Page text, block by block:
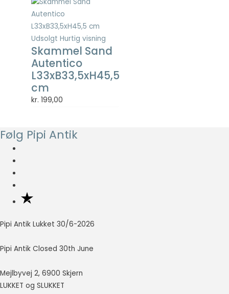
Udsolgt Hurtig visning
Skammel Sand
Autentico
L33xB33,5xH45,5
cm
kr. 199,00
Følg Pipi Antik
Pipi Antik Lukket 30/6-2026
Pipi Antik Closed 30th June
Mejlbyvej 2, 6900 Skjern
LUKKET og SLUKKET
Oplevelse
For at vores
hjemmeside
skal fungere
så godt som
muligt under
dit besøg.
Hvis du
forsvinder en
del
Marketing
cookies
spore
på tværs af
websites.
Hensigten er